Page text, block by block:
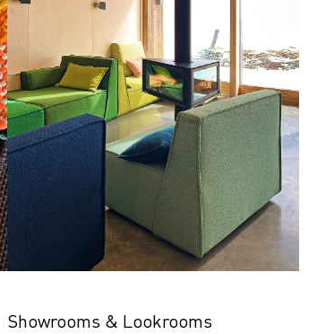
Showrooms & Lookrooms